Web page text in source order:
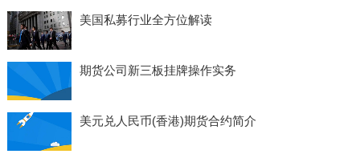
美国私募行业全方位解读
期货公司新三板挂牌操作实务
美元兑人民币(香港)期货合约简介